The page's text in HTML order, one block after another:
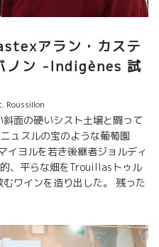
アラン・カステ
ノン -Indigènes 試
, Roussillon
面の硬いシスト土壌と闘って
ュスルの宝のような葡萄園
ヨルを若き後継者ジョルディ
、平らな畑をTrouillasトゥル
ワインを造り出した。 残った
してもらっている。 私は初期
ン、その上に強烈に濃縮した